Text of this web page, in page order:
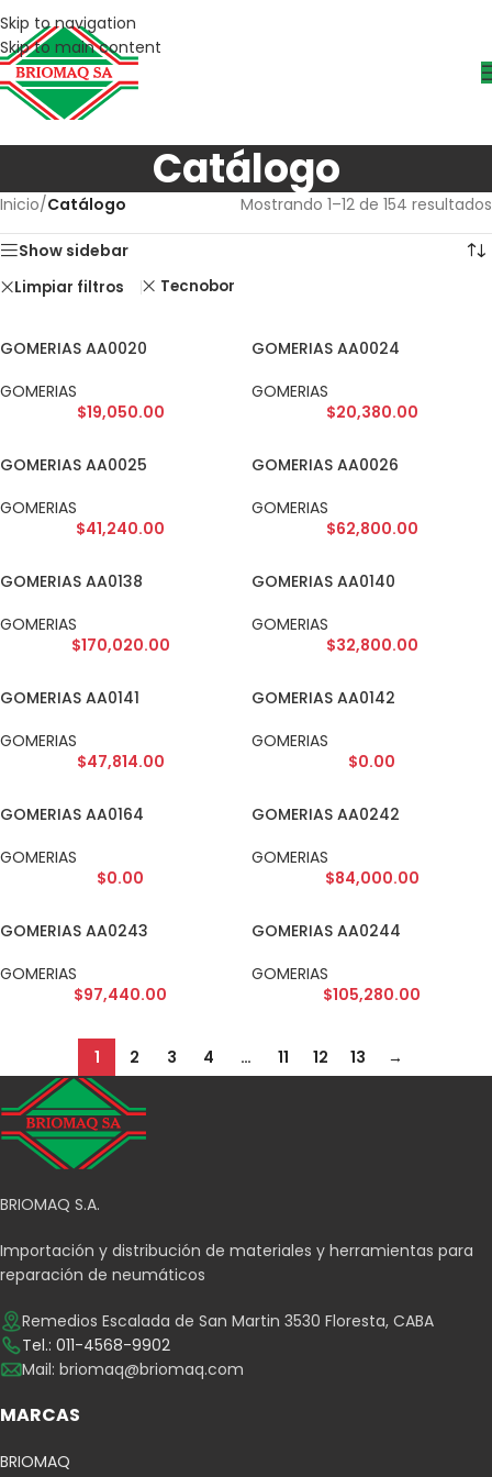
Skip to navigation
Skip to main content
Catálogo
Inicio/Catálogo Mostrando 1–12 de 154 resultados
Show sidebar
Limpiar filtros Tecnobor
GOMERIAS AA0020
GOMERIAS
$19,050.00
GOMERIAS AA0024
GOMERIAS
$20,380.00
GOMERIAS AA0025
GOMERIAS
$41,240.00
GOMERIAS AA0026
GOMERIAS
$62,800.00
GOMERIAS AA0138
GOMERIAS
$170,020.00
GOMERIAS AA0140
GOMERIAS
$32,800.00
GOMERIAS AA0141
GOMERIAS
$47,814.00
GOMERIAS AA0142
GOMERIAS
$0.00
GOMERIAS AA0164
GOMERIAS
$0.00
GOMERIAS AA0242
GOMERIAS
$84,000.00
GOMERIAS AA0243
GOMERIAS
$97,440.00
GOMERIAS AA0244
GOMERIAS
$105,280.00
1 2 3 4 … 11 12 13 →
BRIOMAQ S.A.
Importación y distribución de materiales y herramientas para
reparación de neumáticos
Remedios Escalada de San Martin 3530 Floresta, CABA
Tel.: 011-4568-9902
Mail: briomaq@briomaq.com
MARCAS
BRIOMAQ